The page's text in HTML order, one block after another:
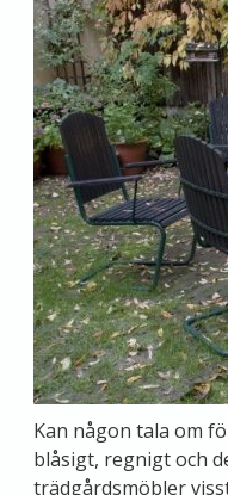
Kan någon tala om
blåsigt, regnigt och
trädgårdsmöbler